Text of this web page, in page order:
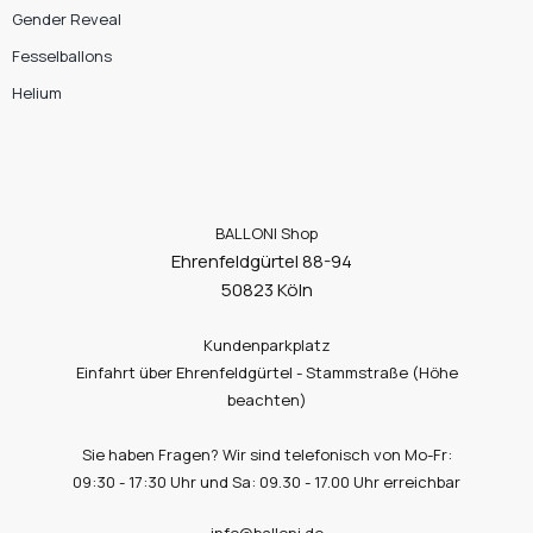
Gender Reveal
Fesselballons
Helium
BALLONI Shop
Ehrenfeldgürtel 88-94
50823 Köln
Kundenparkplatz
Einfahrt über Ehrenfeldgürtel - Stammstraße (Höhe
beachten)
Sie haben Fragen? Wir sind telefonisch von Mo-Fr:
09:30 - 17:30 Uhr und Sa: 09.30 - 17.00 Uhr erreichbar